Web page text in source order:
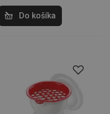
Do košíka
.tescoma.cz